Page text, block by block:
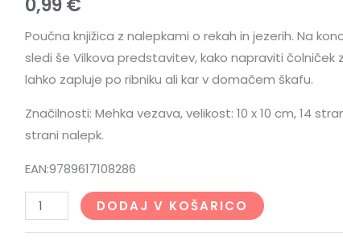
Poučna knjižica z nalepkami o rekah in jezerih. Na
sledi še Vilkova predstavitev, kako napraviti čolniček
lahko zapluje po ribniku ali kar v domačem škafu.
Značilnosti: Mehka vezava, velikost: 10 x 10 cm, 14
strani nalepk.
EAN:9789617108286
DODAJ V KOŠARICO